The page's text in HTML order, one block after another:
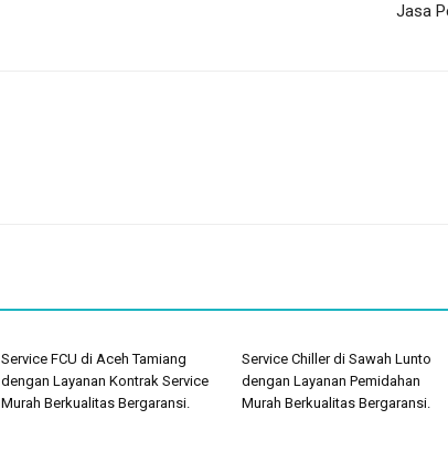
Jasa
Service FCU di Aceh Tamiang
dengan Layanan Kontrak Service
Murah Berkualitas Bergaransi.
Service Chiller di Sawah Lunto
dengan Layanan Pemidahan
Murah Berkualitas Bergaransi.